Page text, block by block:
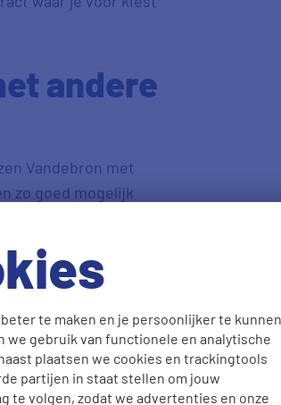
te maken en je persoonlijker te kunnen
we gebruik van functionele en analytische
plaatsen we cookies en trackingtools
partijen in staat stellen om jouw
te volgen, zodat we advertenties en onze
andere
Vandebron met
zo goed mogelijk
regelmatig extra
Maak gebruik van
Vandebron in één
kun je
die van andere